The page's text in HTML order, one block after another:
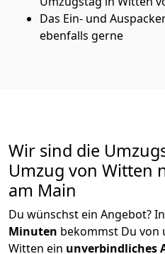
Das Ein- und
ebenfalls gerne
Wir sind die
Umzug von Witten
am Main
Du wünschst ein Angebot?
Minuten bekommst Du von
Witten ein unverbindliches